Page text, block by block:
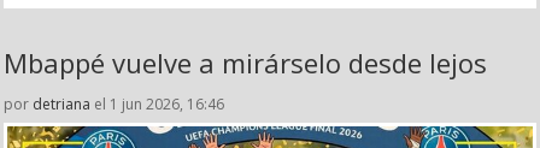
Mbappé vuelve a mirárselo desde lejos
por detriana el 1 jun 2026, 16:46